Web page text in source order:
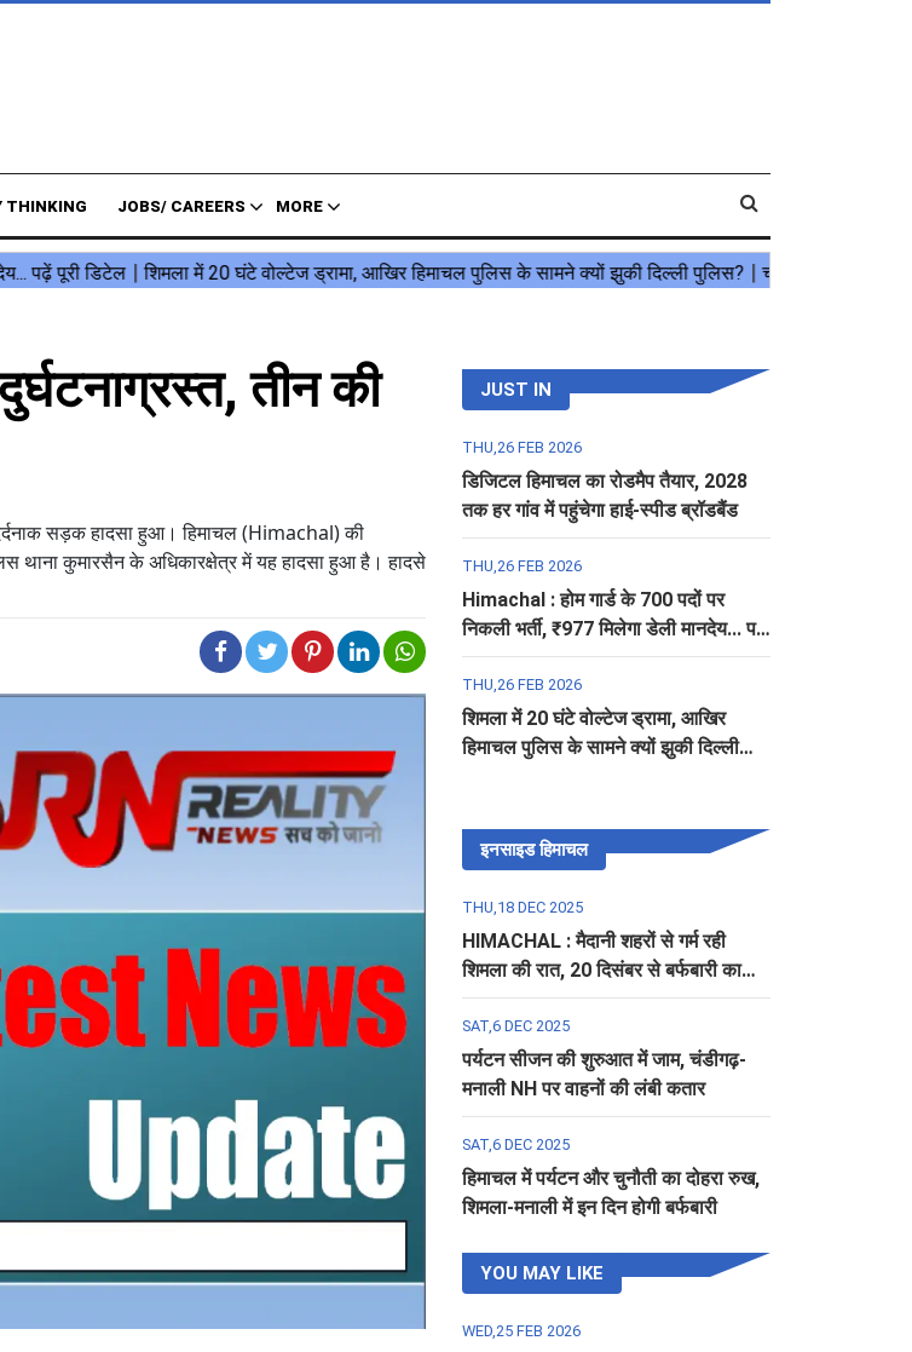
THINKING JOBS/ CAREERS MORE
तीन की
सड़क हादसा हुआ। हिमाचल (Himachal) की
थाना कुमारसैन के अधिकारक्षेत्र में यह हादसा हुआ है। हादसे
JUST IN
THU,26 FEB 2026
डिजिटल हिमाचल का रोडमैप तैयार, 2028
तक हर गांव में पहुंचेगा हाई-स्पीड ब्रॉडबैंड
THU,26 FEB 2026
Himachal : होम गार्ड के 700 पदों पर
निकली भर्ती, ₹977 मिलेगा डेली मानदेय... पढ़ें
पूरी डिटेल
THU,26 FEB 2026
शिमला में 20 घंटे वोल्टेज ड्रामा, आखिर
हिमाचल पुलिस के सामने क्यों झुकी दिल्ली
इनसाइड हिमाचल
THU,18 DEC 2025
HIMACHAL : मैदानी शहरों से गर्म रही
शिमला की रात, 20 दिसंबर से बर्फबारी का
अलर्ट
SAT,6 DEC 2025
पर्यटन सीजन की शुरुआत में जाम, चंडीगढ़-
मनाली NH पर वाहनों की लंबी कतार
SAT,6 DEC 2025
हिमाचल में पर्यटन और चुनौती का दोहरा रुख,
शिमला-मनाली में इन दिन होगी बर्फबारी
YOU MAY LIKE
WED,25 FEB 2026